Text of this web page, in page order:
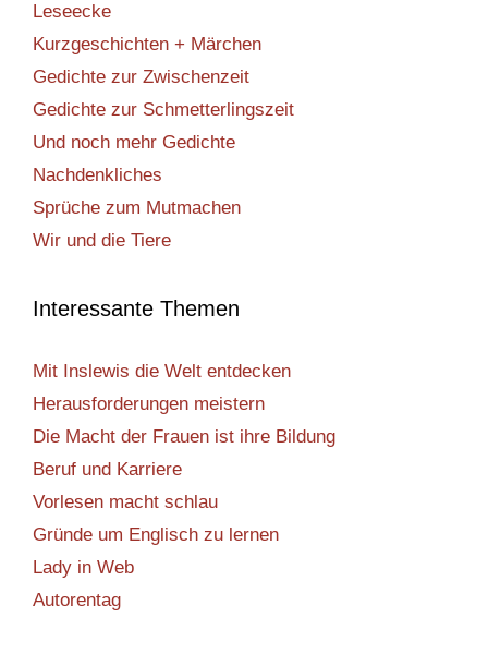
Leseecke
Kurzgeschichten + Märchen
Gedichte zur Zwischenzeit
Gedichte zur Schmetterlingszeit
Und noch mehr Gedichte
Nachdenkliches
Sprüche zum Mutmachen
Wir und die Tiere
Interessante Themen
Mit Inslewis die Welt entdecken
Herausforderungen meistern
Die Macht der Frauen ist ihre Bildung
Beruf und Karriere
Vorlesen macht schlau
Gründe um Englisch zu lernen
Lady in Web
Autorentag